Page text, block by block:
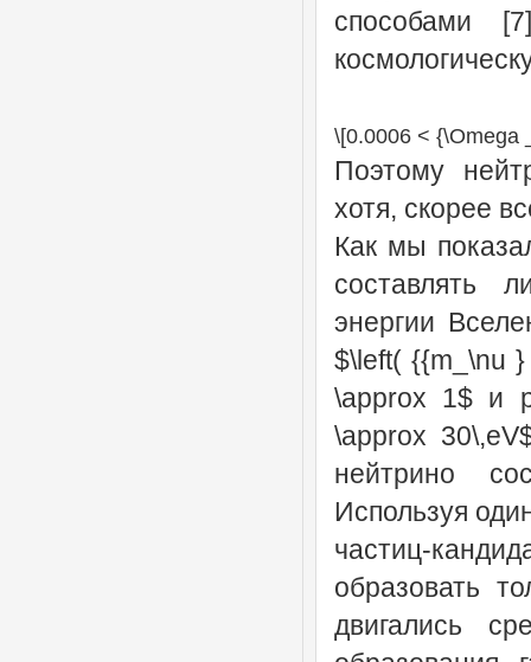
способами
\[0.0006 < {\Omega
Поэтому
хотя, скорее
Как мы
составлять
энергии
$\left( {{m_\nu
\approx 1$ и
\approx
нейтрино
Используя
частиц-
образовать
двигались с